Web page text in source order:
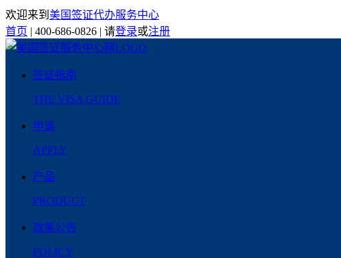
欢迎来到 美国签证代办服务中心
首页 | 400-686-0826 | 请登录或注册
签证指南
THE VISA GUIDE
申请
APPLY
产品
PRODUCT
政策公告
POLICY